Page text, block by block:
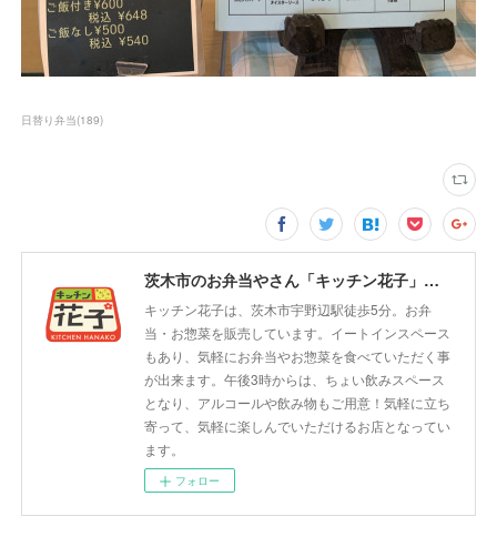
日替り弁当(189)
茨木市のお弁当やさん「キッチン花子」ちょい飲みスペース「サウス」
キッチン花子は、茨木市宇野辺駅徒歩5分。お弁
当・お惣菜を販売しています。イートインスペース
もあり、気軽にお弁当やお惣菜を食べていただく事
が出来ます。午後3時からは、ちょい飲みスペース
となり、アルコールや飲み物もご用意！気軽に立ち
寄って、気軽に楽しんでいただけるお店となってい
ます。
フォロー